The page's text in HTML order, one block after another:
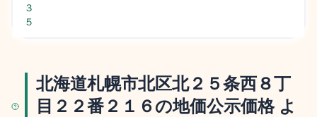
３
５
北海道札幌市北区北２５条西８丁
目２２番２１６の地価公示価格 よ